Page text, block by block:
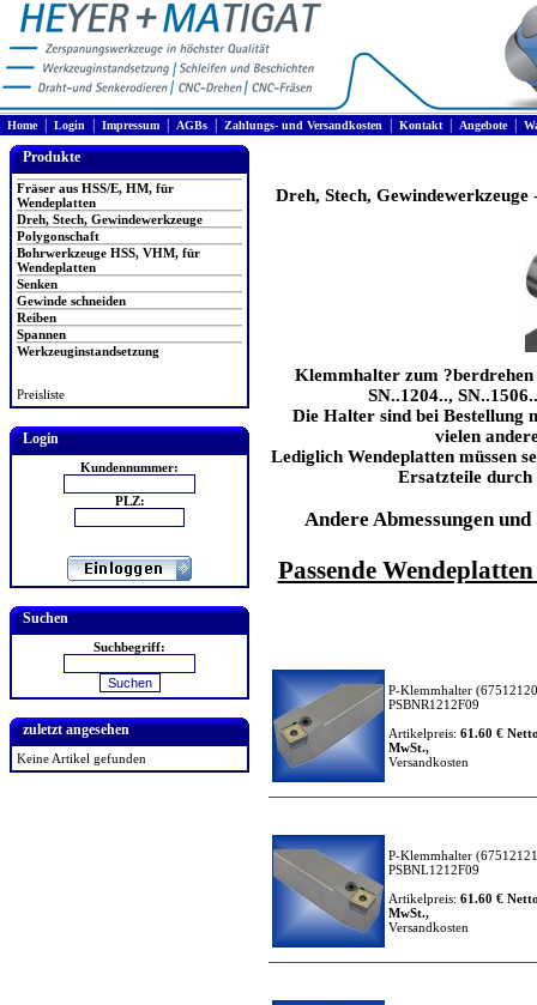
Home| Login Impressum AGBs Zahlungs- und Versandkosten Kontakt| Angebote|
Produkte
Fräser aus HSS/E, HM, für
Wendeplatten
Dreh, Stech, Gewindewerkzeuge
Polygonschaft
Bohrwerkzeuge HSS, VHM, für
Wendeplatten
Senken
Gewinde schneiden
Reiben
Spannen
Werkzeuginstandsetzung
Preisliste
Login
Kundennummer:
PLZ:
Suchen
Suchbegriff:
zuletzt angesehen
Keine Artikel gefunden
Dreh, Stech, Gewindewerkzeuge
Klemmhalter zum ?berdrehen
SN..1204..,
Die Halter sind bei Bestellung
vielen
Lediglich Wendeplatten müssen
Ersatzteile
Andere Abmessungen
Passende
P-Klemmhalter
PSBNR1212F09
Artikelpreis: 61.60 €
MwSt.,
Versandkosten
P-Klemmhalter
PSBNL1212F09
Artikelpreis: 61.60 €
MwSt.,
Versandkosten